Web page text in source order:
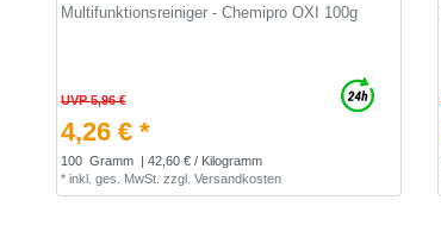
Multifunktionsreiniger - Chemipro OXI 100g
UVP 5,96 €
4,26 € *
100 Gramm
| 42,60 € / Kilogramm
* inkl. ges. MwSt. zzgl. Versandkosten